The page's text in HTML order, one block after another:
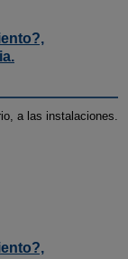
a las instalaciones.